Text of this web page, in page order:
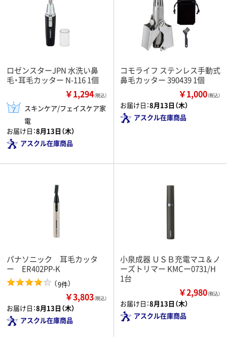
ロゼンスターJPN 水洗い鼻
毛・耳毛カッター N-116 1個
￥1,294（税込）
スキンケア/フェイスケア家
電
お届け日：8月13日（木）
アスクル在庫商品
コモライフ ステンレス手動式
鼻毛カッター 390439 1個
￥1,000（税込）
お届け日：8月13日（木）
アスクル在庫商品
パナソニック 耳毛カッタ
ー ER402PP-K
（9件）
￥3,803（税込）
お届け日：8月13日（木）
アスクル在庫商品
小泉成器 ＵＳＢ充電マユ＆ノ
ーズトリマー KMCー0731/H
1台
￥2,980（税込）
お届け日：8月13日（木）
アスクル在庫商品